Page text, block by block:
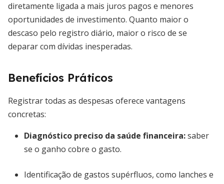
diretamente ligada a mais juros pagos e menores
oportunidades de investimento. Quanto maior o
descaso pelo registro diário, maior o risco de se
deparar com dívidas inesperadas.
Benefícios Práticos
Registrar todas as despesas oferece vantagens
concretas:
Diagnóstico preciso da saúde financeira:saber
se o ganho cobre o gasto.
Identificação de gastos supérfluos, como lanches e